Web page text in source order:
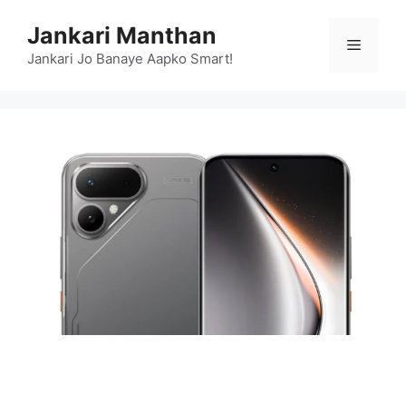
content
Jankari Manthan
Jankari Jo Banaye Aapko Smart!
Menu